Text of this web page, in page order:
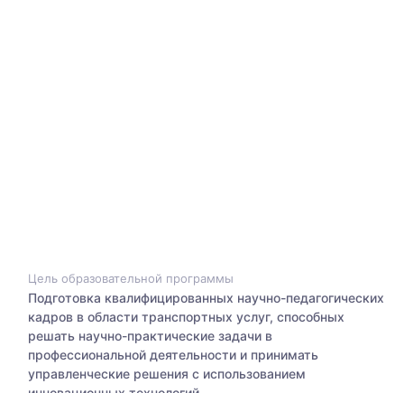
Цель образовательной программы
Подготовка квалифицированных научно-педагогических
кадров в области транспортных услуг, способных
решать научно-практические задачи в
профессиональной деятельности и принимать
управленческие решения c использованием